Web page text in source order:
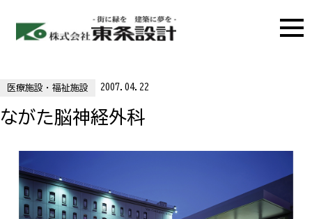
医療施設・福祉施設 2007.04.22
ながた脳神経外科